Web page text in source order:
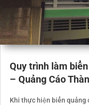
Quy trình làm
– Quảng Cáo
Khi thực hiện biển quảng